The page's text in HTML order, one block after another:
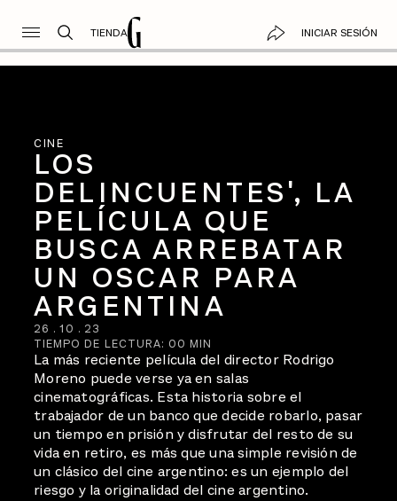
TIENDA INICIAR SESIÓN
CINE
LOS
DELINCUENTES', LA
PELÍCULA QUE
BUSCA ARREBATAR
UN OSCAR PARA
ARGENTINA
26 . 10 . 23
TIEMPO DE LECTURA: 00 MIN
La más reciente película del director Rodrigo
Moreno puede verse ya en salas
cinematográficas. Esta historia sobre el
trabajador de un banco que decide robarlo, pasar
un tiempo en prisión y disfrutar del resto de su
vida en retiro, es más que una simple revisión de
un clásico del cine argentino: es un ejemplo del
riesgo y la originalidad del cine argentino.